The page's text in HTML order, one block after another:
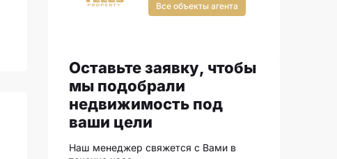
Все объекты агента
Оставьте заявку, чтобы
мы подобрали
недвижимость под
ваши цели
Наш менеджер свяжется с Вами в